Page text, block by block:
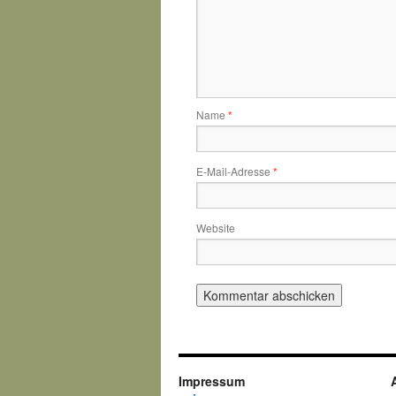
Name *
E-Mail-Adresse *
Website
Impressum